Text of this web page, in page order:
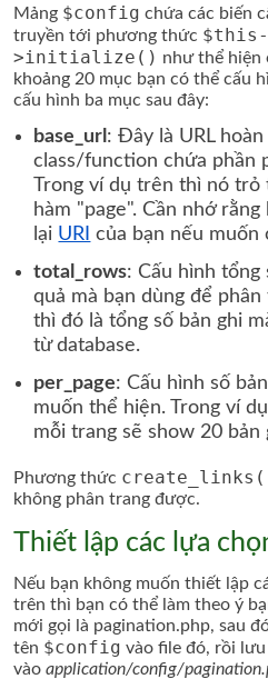
Mảng $config chứa các biến
truyền tới phương thức
>initialize() như thể hiện
khoảng 20 mục bạn có thể cấu
cấu hình ba mục sau đây:
base_url : Đây là URL
class/function chứa phần
Trong ví dụ trên thì nó
hàm "page". Cần nhớ
lại URI
của bạn nếu muốn
total_rows: Cấu hình tổng
quả mà bạn dùng để
thì đó là tổng số bản ghi
từ database.
per_page: Cấu hình số
muốn thể hiện. Trong ví
mỗi trang sẽ show 20 bản
Phương thức
không phân trang được.
Thiết lập các lựa
Nếu bạn không muốn thiết lập
trên thì bạn có thể làm theo ý
mới gọi là pagination.php, sau
tên $config vào file đó, rồi
vào application/config/